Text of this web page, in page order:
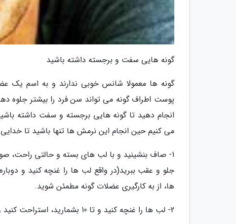
گونه هایی سفت و برجسته داشته باشید
گونه ها معمولا شانس خوبی ندارند و به اسم یک
پوست اطراف گونه می تواند سن فرد را بیشتر جلوه
انجام دهید تا گونه هایی برجسته و سفت داشته
می کنیم حین انجام این نرمش ها تنها باشید تا
1- صاف بنشینید و با لب های بسته و حالتی راحت،
جلو و عقب ببرید(در واقع لب ها را غنچه کنید و
ها، از به کارگیری عضلات گونه مطمئن شوید.
2- لب ها را غنچه کنید و تا 10 بشمارید، استراحت کنید و دوباره این حرکت را تا 10 بار انجام دهید.